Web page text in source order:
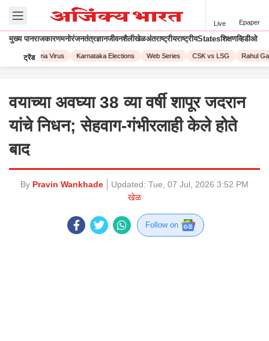
Live Epaper
मुख्य पानराजकारणमनोरंजनतंत्रज्ञानजीवनशैलीखेळअंतराष्ट्रीयराष्ट्रीयStatesशिक्षणव्हिडीओ
ट्रेंड
Corona Virus Karnataka Elections Web Series CSK vs LSG Rahul
वयाच्या अवघ्या 38 व्या वर्षी शापूर जदरान
यांचे निधन; सेहवाग-गंभीरलाही केले होते
बाद
By Pravin Wankhade Updated: Tue, 07 Jul, 2026 3:52 PM
खेळ
Follow on